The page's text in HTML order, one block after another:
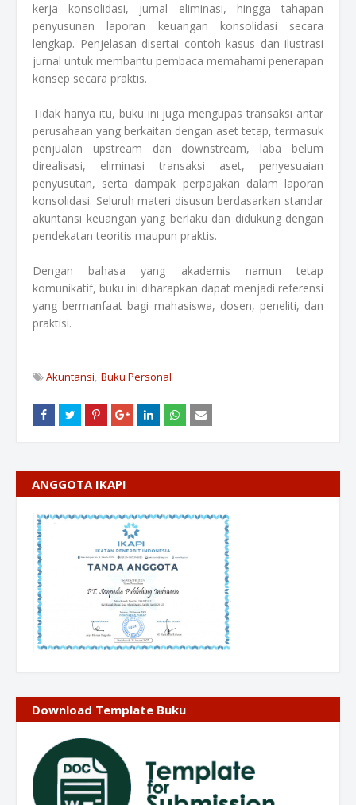
kerja konsolidasi, jurnal eliminasi, hingga tahapan
penyusunan laporan keuangan konsolidasi secara
lengkap. Penjelasan disertai contoh kasus dan ilustrasi
jurnal untuk membantu pembaca memahami penerapan
konsep secara praktis.
Tidak hanya itu, buku ini juga mengupas transaksi antar
perusahaan yang berkaitan dengan aset tetap, termasuk
penjualan upstream dan downstream, laba belum
direalisasi, eliminasi transaksi aset, penyesuaian
penyusutan, serta dampak perpajakan dalam laporan
konsolidasi. Seluruh materi disusun berdasarkan standar
akuntansi keuangan yang berlaku dan didukung dengan
pendekatan teoritis maupun praktis.
Dengan bahasa yang akademis namun tetap
komunikatif, buku ini diharapkan dapat menjadi referensi
yang bermanfaat bagi mahasiswa, dosen, peneliti, dan
praktisi.
Akuntansi Buku Personal
ANGGOTA IKAPI
Download Template Buku